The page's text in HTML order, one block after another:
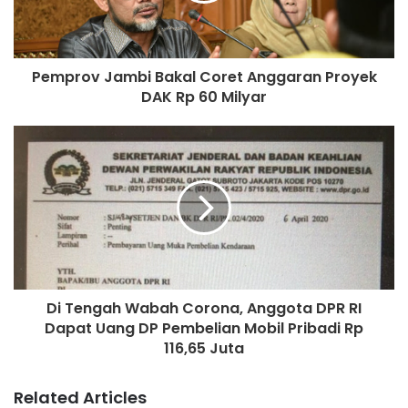
Pemprov Jambi Bakal Coret Anggaran Proyek
DAK Rp 60 Milyar
Di Tengah Wabah Corona, Anggota DPR RI
Dapat Uang DP Pembelian Mobil Pribadi Rp
116,65 Juta
Related Articles